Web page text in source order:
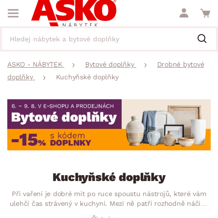
ASKO - NÁBYTEK Bytové doplňky
Drobné bytové
doplňky
Kuchyňské doplňky
Kuchyňské doplňky
Při vaření je dobré mít po ruce spoustu nástrojů, které vám
ulehčí čas strávený v kuchyni. Mezi ně patří rozhodně náčiní,